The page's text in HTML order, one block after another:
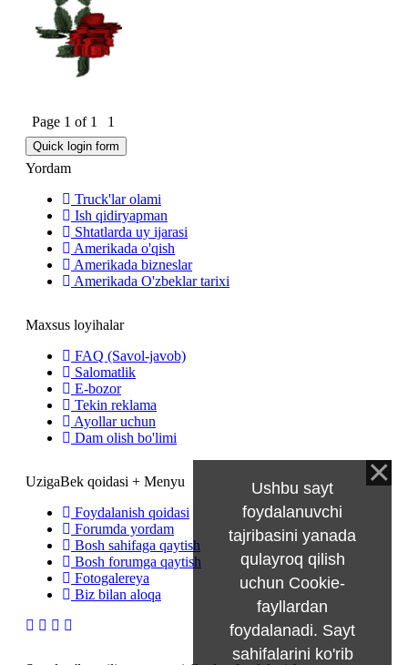
Page 1 of 1 1
Yordam
Truck'lar olami
Ish qidiryapman
Shtatlarda uy ijarasi
Amerikada o'qish
Amerikada bizneslar
Amerikada O'zbeklar tarixi
Maxsus loyihalar
FAQ (Savol-javob)
Salomatlik
E-bozor
Tekin reklama
Ayollar uchun
Dam olish bo'limi
UzigaBek qoidasi + Menyu
Foydalanish qoidasi
Forumda yordam
Bosh sahifaga qaytish
Bosh forumga qaytish
Fotogalereya
Biz bilan aloqa
Ushbu sayt
foydalanuvchi
tajribasini yanada
qulayroq qilish
uchun Cookie-
fayllardan
foydalanadi. Sayt
sahifalarini ko'rib